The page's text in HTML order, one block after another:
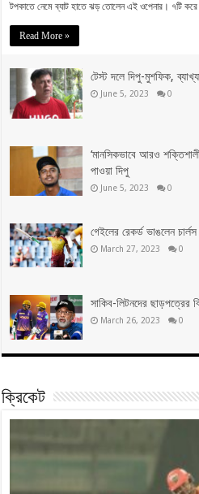
টপকাতে নেমে ব্যাট হাতে ঝড় তোলেন এই ওপেনার। ৭টি
Read More »
টেস্ট দলে দিপু-মুশফিক,
June 5, 2023 0
‘মানসিকভাবে আরও
পাওয়া দিপু
June 5, 2023 0
গেইলের রেকর্ড ভাঙলেন চার্লস
March 27, 2023 0
সাকিব-লিটনদের ছাড়পত্রের
March 26, 2023 0
ক্রিকেট